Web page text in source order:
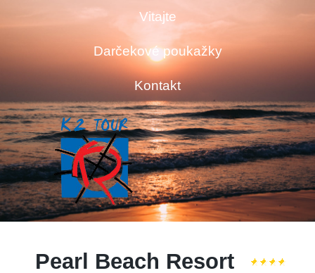
Vitajte
Darčekové poukažky
Kontakt
Pearl Beach Resort